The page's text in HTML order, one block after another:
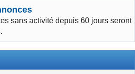
sans activité depuis 60 jours seront